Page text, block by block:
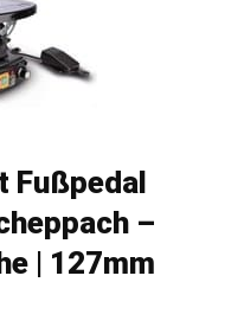
Fußpedal
–
| 127mm